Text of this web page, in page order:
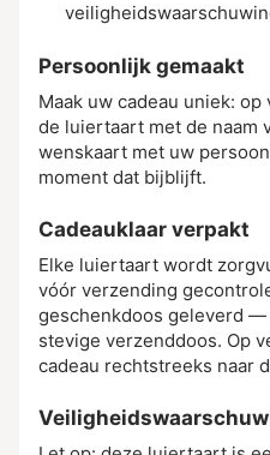
Persoonlijk gemaakt
Maak uw cadeau uniek:
de luiertaart met de naam
wenskaart met uw
moment dat bijblijft.
Cadeauklaar verpakt
Elke luiertaart wordt
vóór verzending
geschenkdoos geleverd
stevige verzenddoos. Op
cadeau rechtstreeks naar